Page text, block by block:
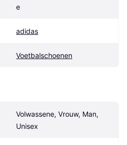
e
adidas
Voetbalschoenen
Volwassene, Vrouw, Man,
Unisex